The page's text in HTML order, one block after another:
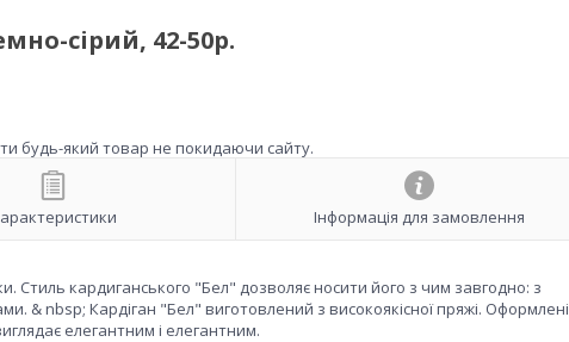
сірий, 42-50р.
будь-який товар не покидаючи сайту.
Інформація для замовлення
Стиль кардиганського "Бел" дозволяє носити його з чим завгодно: з
& nbsp; Кардіган "Бел" виготовлений з високоякісної пряжі. Оформлені
елегантним і елегантним.